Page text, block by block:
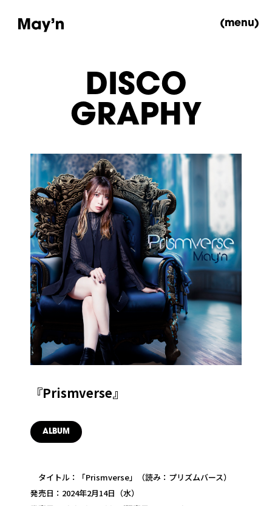
(menu)
DISCO
GRAPHY
『Prismverse』
ALBUM
タイトル：「Prismverse」（読み：プリズムバース）
発売日：2024年2月14日（水）